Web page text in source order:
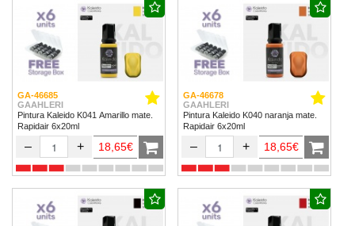
GA-46685
GAAHLERI
Pintura Kaleido K041 Amarillo mate.
Rapidair 6x20ml
– + 18,65€
GA-46678
GAAHLERI
Pintura Kaleido K040 naranja mate.
Rapidair 6x20ml
– + 18,65€